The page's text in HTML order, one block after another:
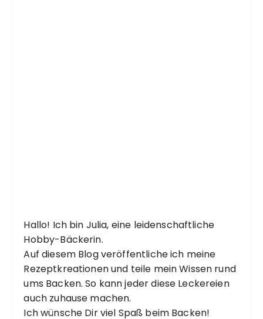
Hallo! Ich bin Julia, eine leidenschaftliche
Hobby-Bäckerin.
Auf diesem Blog veröffentliche ich meine
Rezeptkreationen und teile mein Wissen rund
ums Backen. So kann jeder diese Leckereien
auch zuhause machen.
Ich wünsche Dir viel Spaß beim Backen!